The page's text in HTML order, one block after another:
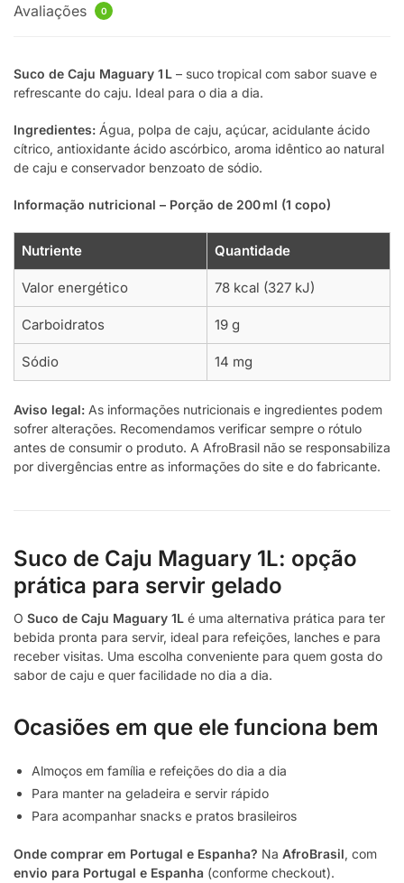
Avaliações 0
Suco de Caju Maguary 1 L – suco tropical com sabor suave e
refrescante do caju. Ideal para o dia a dia.
Ingredientes: Água, polpa de caju, açúcar, acidulante ácido
cítrico, antioxidante ácido ascórbico, aroma idêntico ao natural
de caju e conservador benzoato de sódio.
Informação nutricional – Porção de 200 ml (1 copo)
Nutriente Quantidade
Valor energético 78 kcal (327 kJ)
Carboidratos 19 g
Sódio 14 mg
Aviso legal: As informações nutricionais e ingredientes podem
sofrer alterações. Recomendamos verificar sempre o rótulo
antes de consumir o produto. A AfroBrasil não se responsabiliza
por divergências entre as informações do site e do fabricante.
Suco de Caju Maguary 1L: opção
prática para servir gelado
O Suco de Caju Maguary 1L é uma alternativa prática para ter
bebida pronta para servir, ideal para refeições, lanches e para
receber visitas. Uma escolha conveniente para quem gosta do
sabor de caju e quer facilidade no dia a dia.
Ocasiões em que ele funciona bem
Almoços em família e refeições do dia a dia
Para manter na geladeira e servir rápido
Para acompanhar snacks e pratos brasileiros
Onde comprar em Portugal e Espanha? Na AfroBrasil, com
envio para Portugal e Espanha (conforme checkout).